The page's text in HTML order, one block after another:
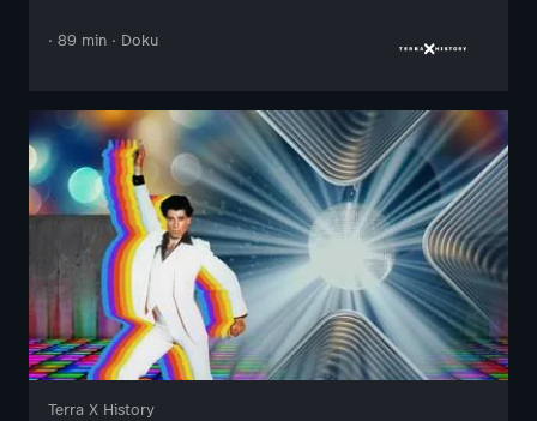
· 89 min · Doku
Terra X History